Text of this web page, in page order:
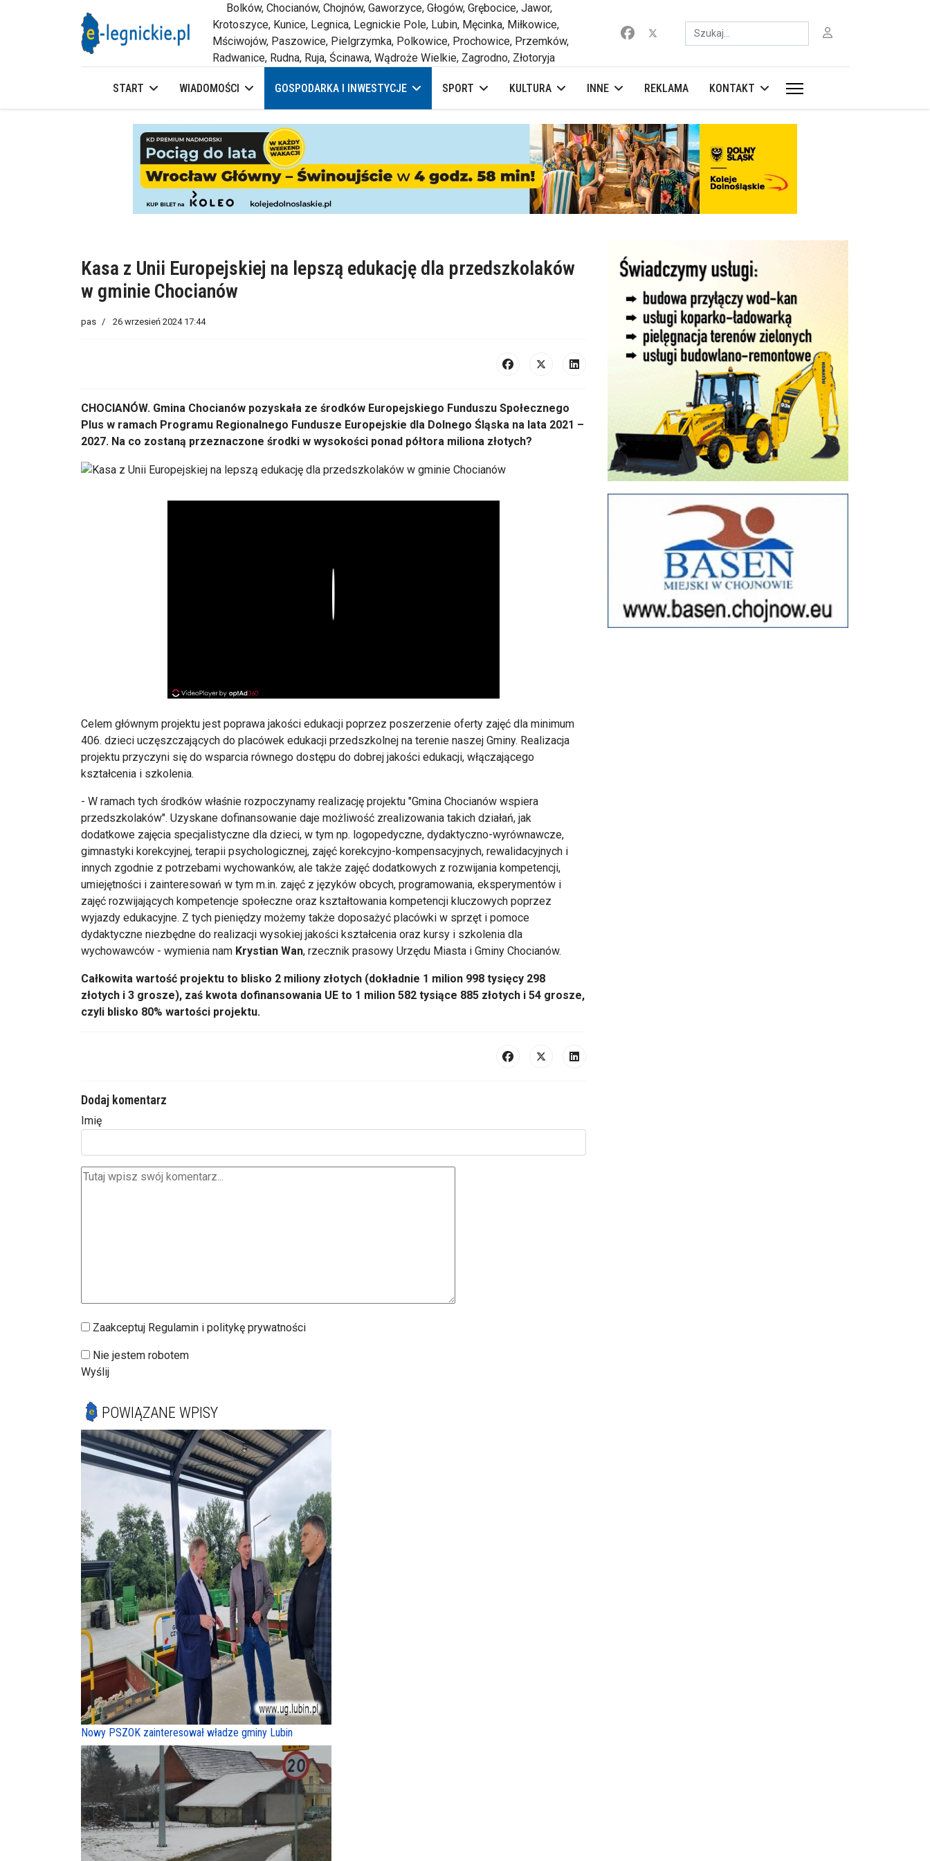
Bolków, Chocianów, Chojnów, Gaworzyce, Głogów, Grębocice, Jawor,
Krotoszyce, Kunice, Legnica, Legnickie Pole, Lubin, Męcinka, Miłkowice,
Mściwojów, Paszowice, Pielgrzymka, Polkowice, Prochowice, Przemków,
Radwanice, Rudna, Ruja, Ścinawa, Wądroże Wielkie, Zagrodno, Złotoryja
Szukaj
START WIADOMOŚCI GOSPODARKA I INWESTYCJE SPORT KULTURA INNE REKLAMA KONTAKT
Kasa z Unii Europejskiej na lepszą edukację dla przedszkolaków
w gminie Chocianów
pas 26 wrzesień 2024 17:44
CHOCIANÓW. Gmina Chocianów pozyskała ze środków Europejskiego Funduszu Społecznego
Plus w ramach Programu Regionalnego Fundusze Europejskie dla Dolnego Śląska na lata 2021 –
2027. Na co zostaną przeznaczone środki w wysokości ponad półtora miliona złotych?
Celem głównym projektu jest poprawa jakości edukacji poprzez poszerzenie oferty zajęć dla minimum
406. dzieci uczęszczających do placówek edukacji przedszkolnej na terenie naszej Gminy. Realizacja
projektu przyczyni się do wsparcia równego dostępu do dobrej jakości edukacji, włączającego
kształcenia i szkolenia.
- W ramach tych środków właśnie rozpoczynamy realizację projektu "Gmina Chocianów wspiera
przedszkolaków". Uzyskane dofinansowanie daje możliwość zrealizowania takich działań, jak
dodatkowe zajęcia specjalistyczne dla dzieci, w tym np. logopedyczne, dydaktyczno-wyrównawcze,
gimnastyki korekcyjnej, terapii psychologicznej, zajęć korekcyjno-kompensacyjnych, rewalidacyjnych i
innych zgodnie z potrzebami wychowanków, ale także zajęć dodatkowych z rozwijania kompetencji,
umiejętności i zainteresowań w tym m.in. zajęć z języków obcych, programowania, eksperymentów i
zajęć rozwijających kompetencje społeczne oraz kształtowania kompetencji kluczowych poprzez
wyjazdy edukacyjne. Z tych pieniędzy możemy także doposażyć placówki w sprzęt i pomoce
dydaktyczne niezbędne do realizacji wysokiej jakości kształcenia oraz kursy i szkolenia dla
wychowawców - wymienia nam Krystian Wan, rzecznik prasowy Urzędu Miasta i Gminy Chocianów.
Całkowita wartość projektu to blisko 2 miliony złotych (dokładnie 1 milion 998 tysięcy 298
złotych i 3 grosze), zaś kwota dofinansowania UE to 1 milion 582 tysiące 885 złotych i 54 grosze,
czyli blisko 80% wartości projektu.
Dodaj komentarz
Imię
Zaakceptuj Regulamin i politykę prywatności
Nie jestem robotem
Wyślij
POWIĄZANE WPISY
Nowy PSZOK zainteresował władze gminy Lubin